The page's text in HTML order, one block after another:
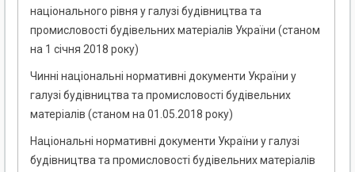
національного рівня у галузі будівництва та
промисловості будівельних матеріалів України (станом
на 1 січня 2018 року)
Чинні національні нормативні документи України у
галузі будівництва та промисловості будівельних
матеріалів (станом на 01.05.2018 року)
Національні нормативні документи України у галузі
будівництва та промисловості будівельних матеріалів